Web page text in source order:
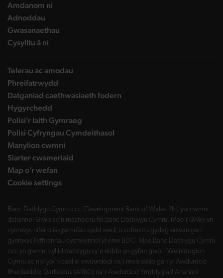
Amdanom ni
Adnoddau
Gwasanaethau
Cysylltu â ni
Telerau ac amodau
Phreifatrwydd
Datganiad caethwasiaeth fodern
Hygyrchedd
Polisi’r Iaith Gymraeg
Polisi Cyfryngau Cymdeithasol
Manylion cwmni
Siarter cwsmeriaid
Map o’r wefan
Cookie settings
Banc Datblygu Cymru ccc (Development Bank of Wales Plc) yw cwmni
daliannol Grŵp sy'n masnachu fel Banc Datblygu Cymru. Mae'r Grŵp yn
cynnwys nifer o is-gwmnïau sydd wedi'u cofrestru gydag enwau gan
gynnwys llythrennau cychwynnol yr enw BDC. Mae Banc Datblygu Cymru
ccc yn gwmni cyllid datblygu sy'n eiddo yn gyfan gwbl i Weinidogion
Cymru ac nid yw'n cael ei awdurdodi na'i reoleiddio gan yr Awdurdod
Rheoleiddio Darbodus (ARhD) na'r Awdurdod Ymddygiad Ariannol